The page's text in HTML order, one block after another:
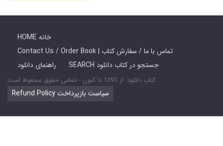
HOME خانه
Contact Us / Order Book | تماس با ما / سفارش کتاب
راهنمای دانلود
SEARCH جستجو در کتاب دانلود
کتاب دانلود: از 1391 تا کنون - تمامی حقوق محفوظ است
Refund Policy سیاست بازپرداخت